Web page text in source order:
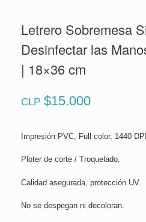
Letrero Sobremesa
Desinfectar las
| 18×36 cm
CLP $15.000
Impresión PVC, Full color, 1440 DPI.
Ploter de corte / Troquelado.
Calidad asegurada, protección UV.
No se despegan ni decoloran.